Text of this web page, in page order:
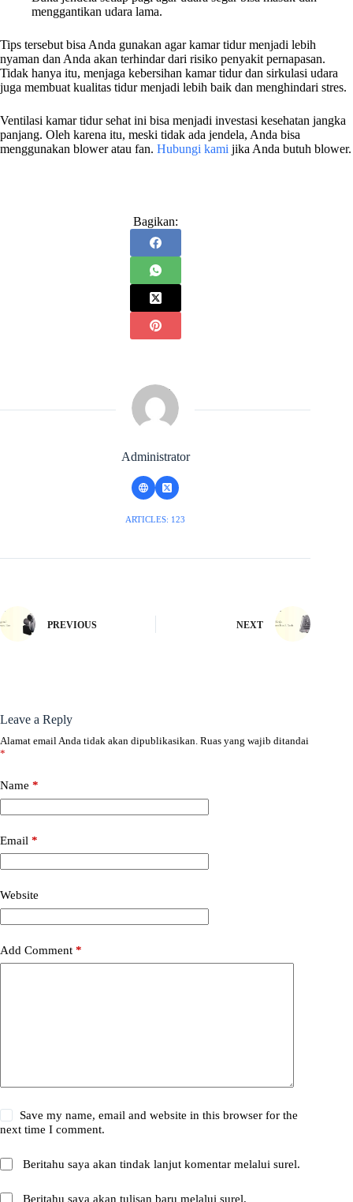
menggantikan udara lama.
Tips tersebut bisa Anda gunakan agar kamar tidur menjadi lebih
nyaman dan Anda akan terhindar dari risiko penyakit pernapasan.
Tidak hanya itu, menjaga kebersihan kamar tidur dan sirkulasi udara
juga membuat kualitas tidur menjadi lebih baik dan menghindari stres.
Ventilasi kamar tidur sehat ini bisa menjadi investasi kesehatan jangka
panjang. Oleh karena itu, meski tidak ada jendela, Anda bisa
menggunakan blower atau fan. Hubungi kami jika Anda butuh blower.
Bagikan:
Administrator
ARTICLES: 123
PREVIOUS NEXT
Leave a Reply
Alamat email Anda tidak akan dipublikasikan. Ruas yang wajib ditandai
*
Name *
Email *
Website
Add Comment *
Save my name, email and website in this browser for the
next time I comment.
Beritahu saya akan tindak lanjut komentar melalui surel.
Beritahu saya akan tulisan baru melalui surel.